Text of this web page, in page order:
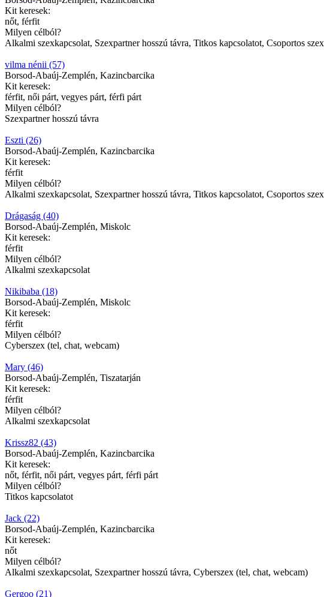
Kit keresek:
nőt, férfit
Milyen célból?
Alkalmi szexkapcsolat, Szexpartner hosszú távra, Titkos kapcsolatot, Csoportos
vilma nénii (57)
Borsod-Abaúj-Zemplén, Kazincbarcika
Kit keresek:
férfit, női párt, vegyes párt, férfi párt
Milyen célból?
Szexpartner hosszú távra
Eszti (26)
Borsod-Abaúj-Zemplén, Kazincbarcika
Kit keresek:
férfit
Milyen célból?
Alkalmi szexkapcsolat, Szexpartner hosszú távra, Titkos kapcsolatot, Csoportos
Drágaság (40)
Borsod-Abaúj-Zemplén, Miskolc
Kit keresek:
férfit
Milyen célból?
Alkalmi szexkapcsolat
Nikibaba (18)
Borsod-Abaúj-Zemplén, Miskolc
Kit keresek:
férfit
Milyen célból?
Cyberszex (tel, chat, webcam)
Mary (46)
Borsod-Abaúj-Zemplén, Tiszatarján
Kit keresek:
férfit
Milyen célból?
Alkalmi szexkapcsolat
Krissz82 (43)
Borsod-Abaúj-Zemplén, Kazincbarcika
Kit keresek:
nőt, férfit, női párt, vegyes párt, férfi párt
Milyen célból?
Titkos kapcsolatot
Jack (22)
Borsod-Abaúj-Zemplén, Kazincbarcika
Kit keresek:
nőt
Milyen célból?
Alkalmi szexkapcsolat, Szexpartner hosszú távra, Cyberszex (tel, chat, webcam)
Gergoo (21)